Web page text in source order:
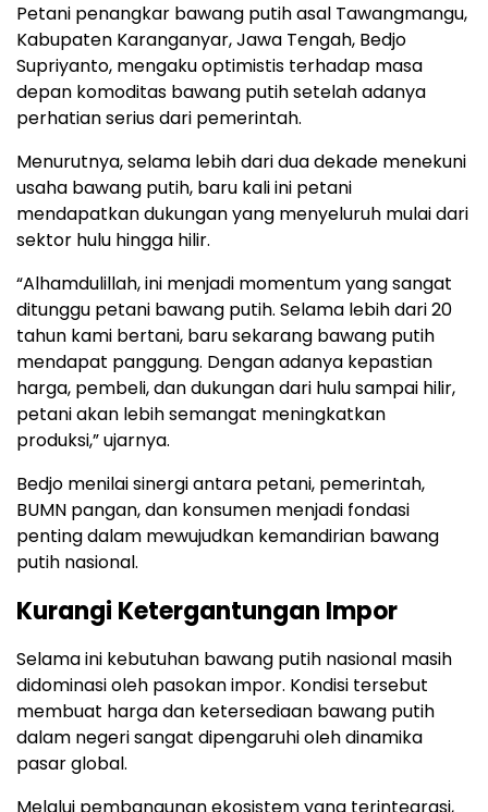
Petani penangkar bawang putih asal Tawangmangu,
Kabupaten Karanganyar, Jawa Tengah, Bedjo
Supriyanto, mengaku optimistis terhadap masa
depan komoditas bawang putih setelah adanya
perhatian serius dari pemerintah.
Menurutnya, selama lebih dari dua dekade menekuni
usaha bawang putih, baru kali ini petani
mendapatkan dukungan yang menyeluruh mulai dari
sektor hulu hingga hilir.
“Alhamdulillah, ini menjadi momentum yang sangat
ditunggu petani bawang putih. Selama lebih dari 20
tahun kami bertani, baru sekarang bawang putih
mendapat panggung. Dengan adanya kepastian
harga, pembeli, dan dukungan dari hulu sampai hilir,
petani akan lebih semangat meningkatkan
produksi,” ujarnya.
Bedjo menilai sinergi antara petani, pemerintah,
BUMN pangan, dan konsumen menjadi fondasi
penting dalam mewujudkan kemandirian bawang
putih nasional.
Kurangi Ketergantungan Impor
Selama ini kebutuhan bawang putih nasional masih
didominasi oleh pasokan impor. Kondisi tersebut
membuat harga dan ketersediaan bawang putih
dalam negeri sangat dipengaruhi oleh dinamika
pasar global.